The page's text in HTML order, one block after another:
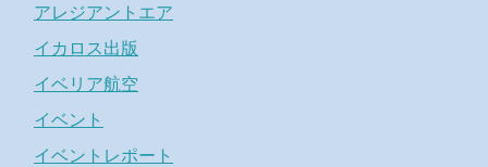
アレジアントエア
イカロス出版
イベリア航空
イベント
イベントレポート